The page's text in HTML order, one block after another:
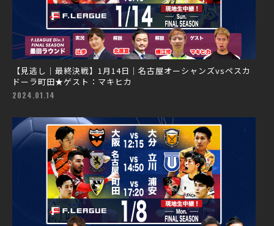
【見逃し｜最終決戦】1月14日｜名古屋オーシャンズvsペスカ
ドーラ町田★ゲスト：マキヒカ
2024.01.14